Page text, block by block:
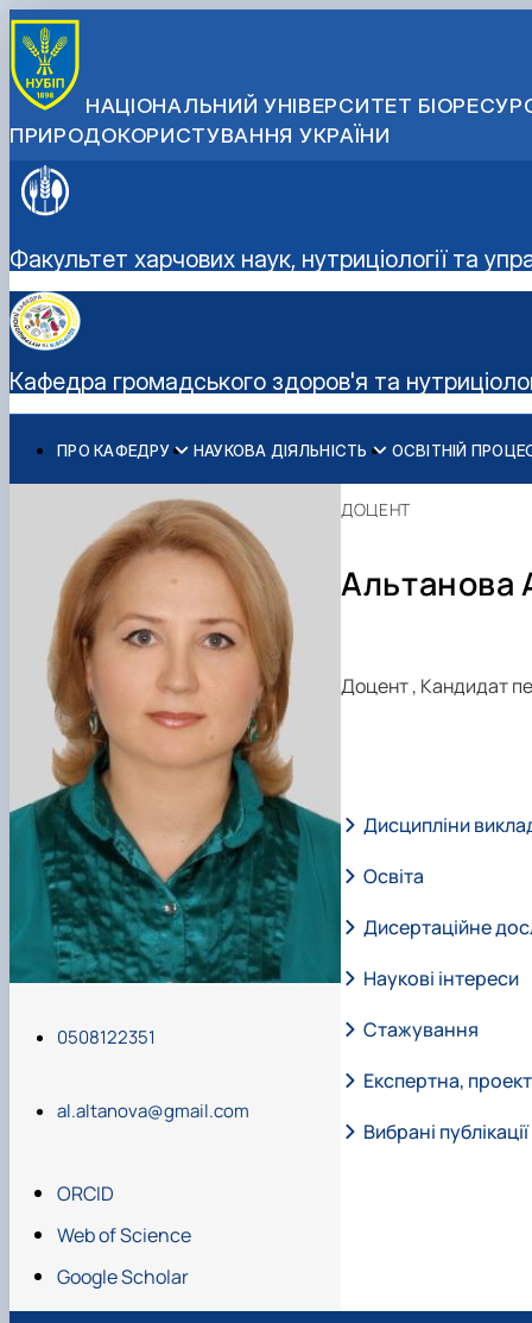
НАЦІОНАЛЬНИЙ УНІВЕРСИТЕТ
ПРИРОДОКОРИСТУВАННЯ УКРАЇНИ
Факультет харчових наук, нутриціології та
Кафедра громадського здоров'я та
ПРО КАФЕДРУ
Інформація
Матеріально-технічна база
Відповідальний за інформаційне наповнення веб-
Вступнику
НАУКОВА ДІЯЛЬНІСТЬ
Науковий хаб
ОСВІТНІЙ
ОП "НУТРИЦІОЛОГІЯ ЗДОРОВОГО ХАРЧУВАННЯ"
ОНП «Нутріціологія»
ОПП «Нутриціологія»
Проєкт ERASMUS+: "Навчання основ здорового
Health Bridge: Розбудова регіонального потенціалу
0508122351
al.altanova@gmail.com
ORCID
Web of Science
Google Scholar
Альтанова
ДОЦЕНТ
Доцент, Кандидат
Дисципліни
Освіта
Дисертаційне
Наукові інтереси
Стажування
Експертна,
Вибрані публікації
reproductive